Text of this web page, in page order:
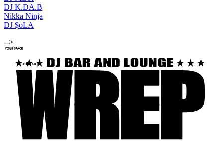
DJ K.DA.B
Nikka Ninja
DJ $oLA
-->